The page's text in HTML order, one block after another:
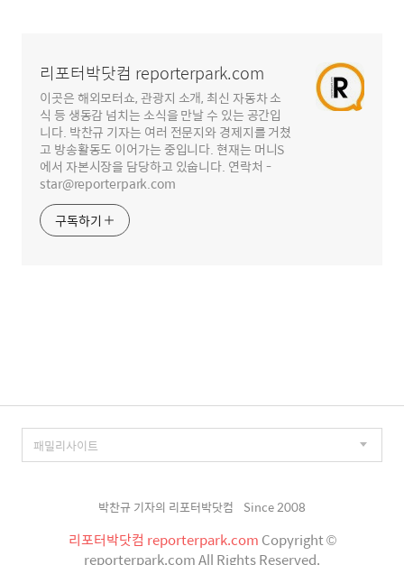
리포터박닷컴 reporterpark.com
이곳은 해외모터쇼, 관광지 소개, 최신 자동차 소
식 등 생동감 넘치는 소식을 만날 수 있는 공간입
니다. 박찬규 기자는 여러 전문지와 경제지를 거쳤
고 방송활동도 이어가는 중입니다. 현재는 머니S
에서 자본시장을 담당하고 있숩니다. 연락처 -
star@reporterpark.com
구독하기
박찬규 기자의 리포터박닷컴 Since 2008
리포터박닷컴 reporterpark.com Copyright ©
reporterpark.com All Rights Reserved.